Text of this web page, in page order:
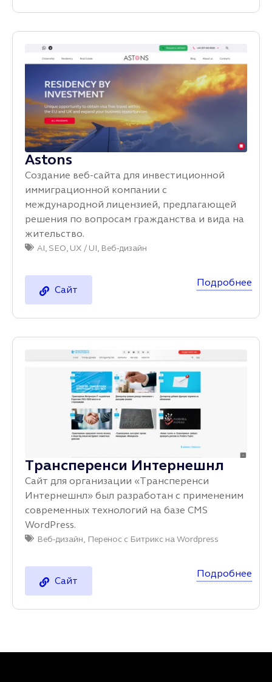
Astons
Создание веб-сайта для инвестиционной
иммиграционной компании с
международной лицензией, предлагающей
решения по вопросам гражданства и вида на
жительство.
AI, SEO, UX / UI, Веб-дизайн
Сайт
Подробнее
Трансперенси Интернешнл
Сайт для организации «Трансперенси
Интернешнл» был разработан с примененим
современных технологий на базе CMS
WordPress.
Веб-дизайн, Перенос с Битрикс на Wordpress
Сайт
Подробнее